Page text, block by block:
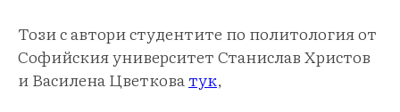
Този с автори студентите по политология от
Софийския университет Станислав Христов
и Василена Цветковатук,